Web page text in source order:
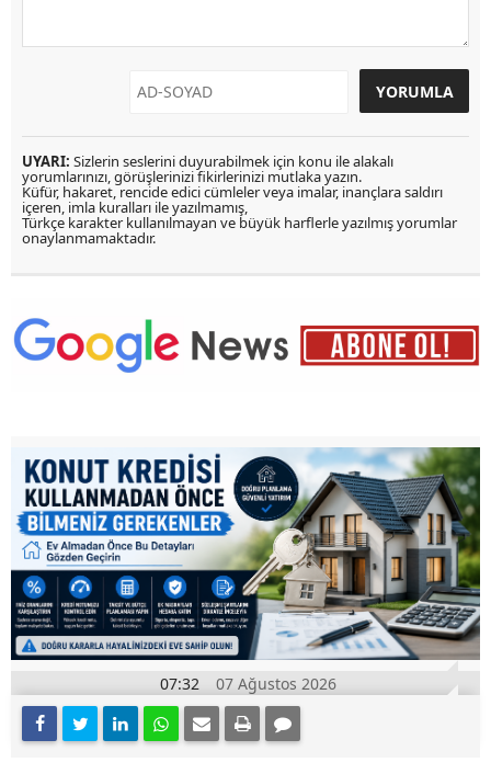
UYARI: Sizlerin seslerini duyurabilmek için konu ile alakalı
yorumlarınızı, görüşlerinizi fikirlerinizi mutlaka yazın.
Küfür, hakaret, rencide edici cümleler veya imalar, inançlara saldırı
içeren, imla kuralları ile yazılmamış,
Türkçe karakter kullanılmayan ve büyük harflerle yazılmış yorumlar
onaylanmamaktadır.
07:32 07 Ağustos 2026